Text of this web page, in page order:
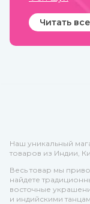
Читать
Наш уникальный
товаров из Индии,
Весь товар мы
найдете
восточные
и индийскими